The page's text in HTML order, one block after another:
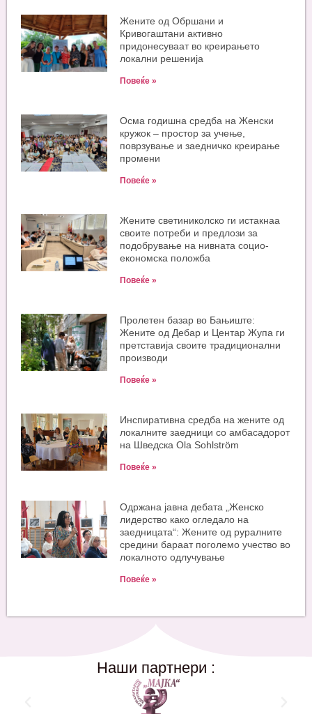
Жените од Обршани и
Кривогаштани активно
придонесуваат во креирањето
локални решенија
Повеќе »
Oсма годишна средба на Женски
кружок – простор за учење,
поврзување и заедничко креирање
промени
Повеќе »
Жените светиниколско ги истакнаа
своите потреби и предлози за
подобрување на нивната социо-
економска положба
Повеќе »
Пролетен базар во Бањиште:
Жените од Дебар и Центар Жупа ги
претставија своите традиционални
производи
Повеќе »
Инспиративна средба на жените од
локалните заедници со амбасадорот
на Шведска Ola Sohlström
Повеќе »
Одржана јавна дебата „Женско
лидерство како огледало на
заедницата“: Жените од руралните
средини бараат поголемо учество во
локалното одлучување
Повеќе »
Наши партнери :